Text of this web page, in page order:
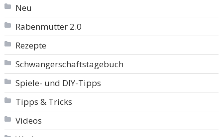
Neu
Rabenmutter 2.0
Rezepte
Schwangerschaftstagebuch
Spiele- und DIY-Tipps
Tipps & Tricks
Videos